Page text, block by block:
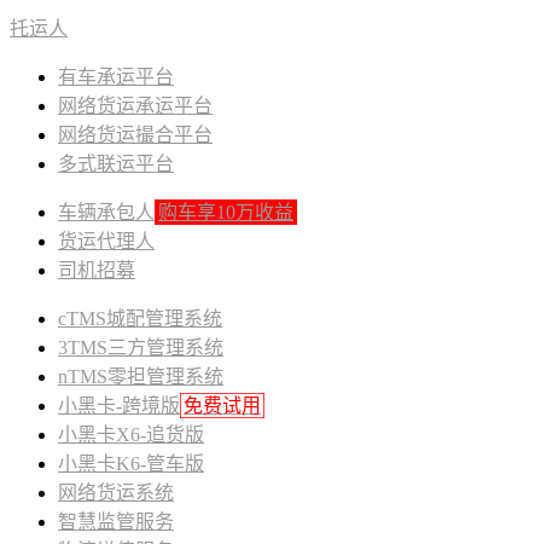
托运人
有车承运平台
网络货运承运平台
网络货运撮合平台
多式联运平台
车辆承包人 购车享10万收益
货运代理人
司机招募
cTMS城配管理系统
3TMS三方管理系统
nTMS零担管理系统
小黑卡-跨境版 免费试用
小黑卡X6-追货版
小黑卡K6-管车版
网络货运系统
智慧监管服务